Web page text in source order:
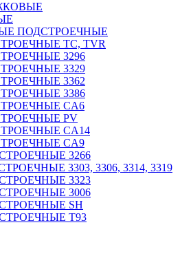
ПОДСТРОЕЧНЫЕ
TC, TVR
3296
3329
3362
3386
CA6
PV
CA14
CA9
3266
3303, 3306, 3314, 3319
3323
3006
SH
Т93